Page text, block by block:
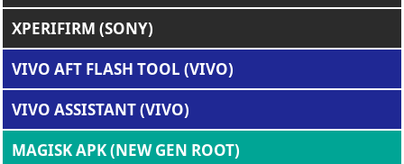
XPERIFIRM (SONY)
VIVO AFT FLASH TOOL (VIVO)
VIVO ASSISTANT (VIVO)
MAGISK APK (NEW GEN ROOT)